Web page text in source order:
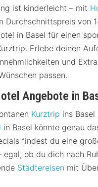
ist kinderleicht – mit
Durchschnittspreis von
in Basel für einen
Erlebe deinen
und
passen.
Angebote in
Kurztrip ins Basel
in Basel könnte genau
findest du eine
egal, ob du dich nach
Städtereisen mit